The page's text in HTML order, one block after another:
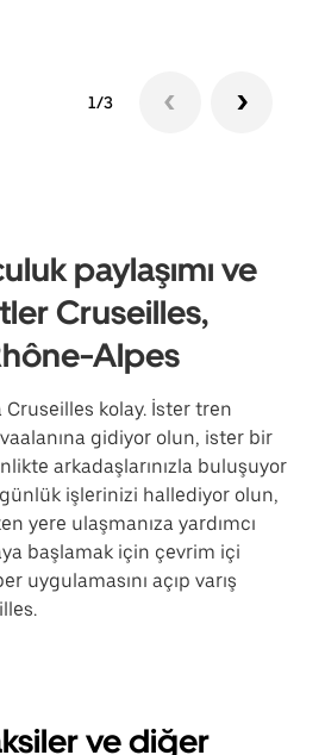
1/3
paylaşımı ve
Cruseilles,
Alpes
Cruseilles kolay. İster tren
gidiyor olun, ister bir
arkadaşlarınızla buluşuyor
işlerinizi hallediyor olun,
yere ulaşmanıza yardımcı
başlamak için çevrim içi
uygulamasını açıp varış
ve diğer